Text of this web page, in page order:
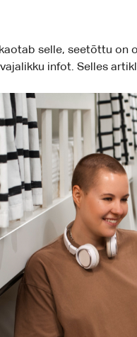
selle, seetõttu
infot. Selles